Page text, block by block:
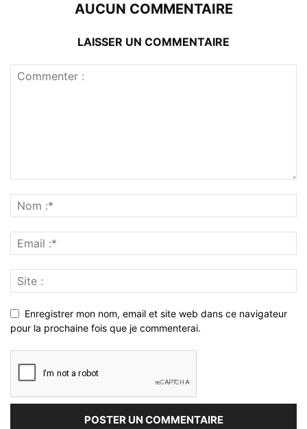
AUCUN COMMENTAIRE
LAISSER UN COMMENTAIRE
Enregistrer mon nom, email et site web dans ce navigateur
pour la prochaine fois que je commenterai.